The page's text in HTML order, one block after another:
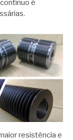
é
resistência e